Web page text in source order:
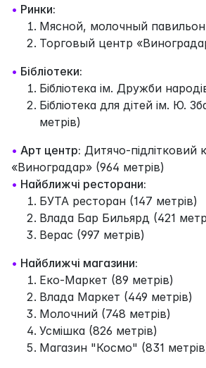
• Ринки:
Мясной, молочный павильон
Торговый центр
• Бібліотеки:
Бібліотека ім. Дружби
Бібліотека для дітей ім. Ю.
метрів)
• Арт центр: Дитячо-підлітковий
«Виноградар» (964 метрів)
• Найближчі ресторани:
БУТА ресторан (147 метрів)
Влада Бар Бильярд (421
Верас (997 метрів)
• Найближчі магазини:
Еко-Маркет (89 метрів)
Влада Маркет (449 метрів)
Молочний (748 метрів)
Усмішка (826 метрів)
Магазин "Космо" (831